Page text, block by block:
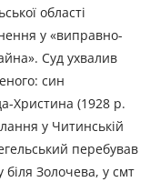
області
у «виправно-
Суд ухвалив
син
Христина (1928 р.
у Читинській
перебував
Золочева, у смт